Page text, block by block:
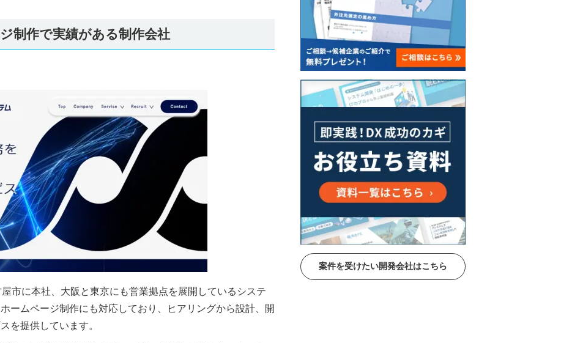
制作で実績がある制作会社
市に本社、大阪と東京にも営業拠点を展開しているシステ
ームページ制作にも対応しており、ヒアリングから設計、開
を提供しています。
案件を受けたい開発会社はこちら